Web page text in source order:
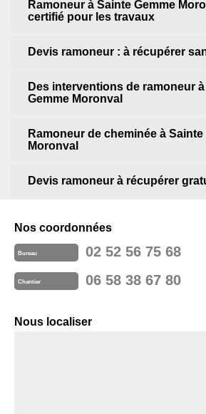
Ramoneur à Sainte Gemme
certifié pour les travaux
Devis ramoneur : à récupérer
Des interventions de ramoneur
Gemme Moronval
Ramoneur de cheminée à Sainte
Moronval
Devis ramoneur à récupérer
Nos coordonnées
Bureau 02 52 56 75 68
Chantier 06 58 38 67 80
Nous localiser